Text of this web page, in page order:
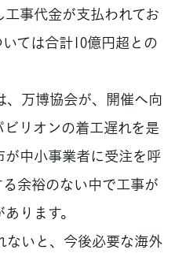
工事代金が支払われてお
ては合計10億円超との
、万博協会が、開催へ向
リオンの着工遅れを是
中小事業者に受注を呼
余裕のない中で工事が
ります。
ないと、今後必要な海外